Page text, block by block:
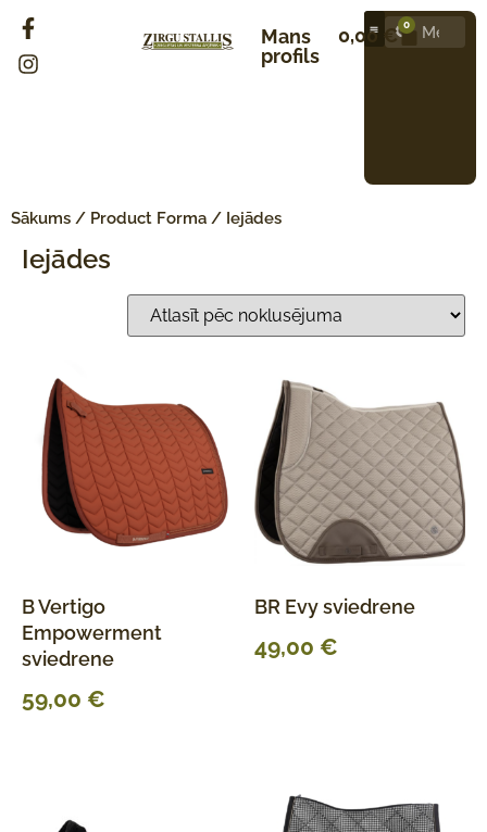
Mans
profils
0,00 € 0
Sākums / Product Forma / Iejādes
Iejādes
B Vertigo
Empowerment
sviedrene
59,00 €
BR Evy sviedrene
49,00 €